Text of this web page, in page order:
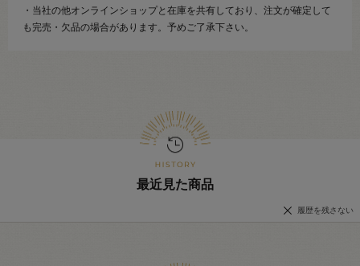
・当社の他オンラインショップと在庫を共有しており、注文が確定して
も完売・欠品の場合があります。予めご了承下さい。
最近見た商品
履歴を残さない